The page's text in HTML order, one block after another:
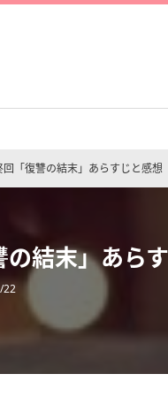
「復讐の結末」あらすじと感想
結末」あら
22